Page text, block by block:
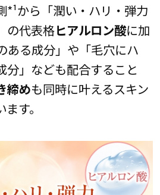
から「潤い・ハリ・弾力
の代表格ヒアルロン酸に加
ある成分」や「毛穴にハ
分」なども配合すること
締めも同時に叶えるスキン
す。